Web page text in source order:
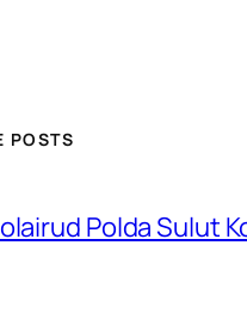
POSTS
Polda Sulut